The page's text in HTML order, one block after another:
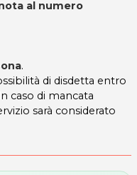
al numero
.
di disdetta entro
caso di mancata
sarà considerato